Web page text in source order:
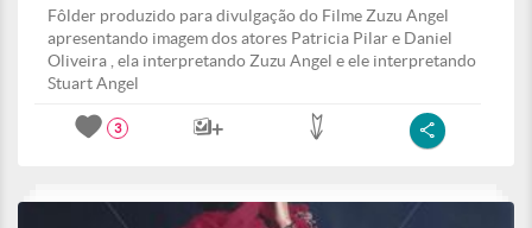
Fôlder produzido para divulgação do Filme Zuzu Angel
apresentando imagem dos atores Patricia Pilar e Daniel
Oliveira , ela interpretando Zuzu Angel e ele interpretando
Stuart Angel
3